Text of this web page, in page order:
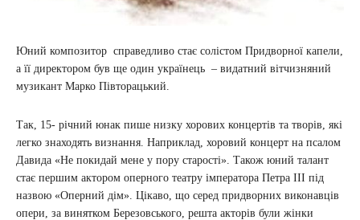
Юний композитор справедливо стає солістом Придворної капели,
а її директором був ще один українець – видатний вітчизняний
музикант Марко Півторацький.
Так, 15- річний юнак пише низку хорових концертів та творів, які
легко знаходять визнання. Наприклад, хоровий концерт на псалом
Давида «Не покидай мене у пору старості». Також юний талант
стає першим актором оперного театру імператора Петра III під
назвою «Оперний дім». Цікаво, що серед придворних виконавців
опери, за винятком Березовського, решта акторів були жінки